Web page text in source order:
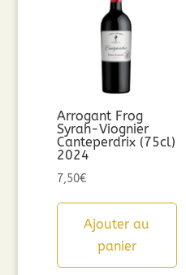
Arrogant Frog
Syrah-Viognier
Canteperdrix (75cl)
2024
7,50€
Ajouter au
panier